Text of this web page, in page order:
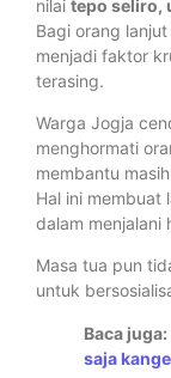
nilai tepo seliro,
Bagi orang
menjadi faktor
terasing.
Warga Jogja
menghormati
membantu
Hal ini membuat
dalam menjalani
Masa tua pun
untuk
Baca juga:
saja